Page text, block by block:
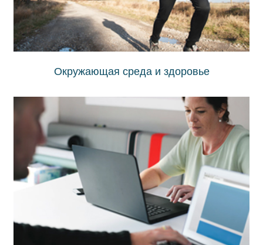
Окружающая среда и здоровье